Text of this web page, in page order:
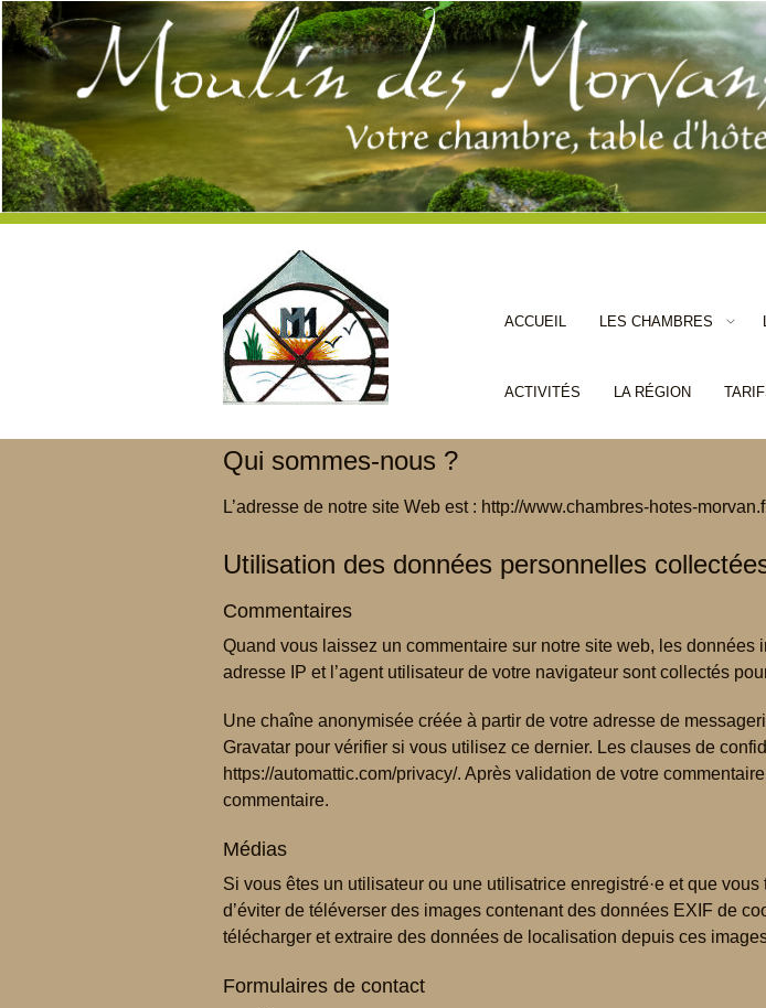
ACCUEIL LES CHAMBRES
ACTIVITÉS LA RÉGION
Qui sommes-nous ?
L’adresse de notre site Web est : http://www.chambres-hotes-
Utilisation des données personnelles
Commentaires
Quand vous laissez un commentaire sur notre site web, les
adresse IP et l’agent utilisateur de votre navigateur sont collectés
Une chaîne anonymisée créée à partir de votre adresse de
Gravatar pour vérifier si vous utilisez ce dernier. Les clauses de
https://automattic.com/privacy/. Après validation de votre
commentaire.
Médias
Si vous êtes un utilisateur ou une utilisatrice enregistré·e et que
d’éviter de téléverser des images contenant des données EXIF de
télécharger et extraire des données de localisation depuis ces
Formulaires de contact